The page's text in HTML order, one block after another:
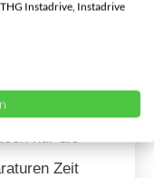
auf einen
nur die
Zeit
Instadrive, Instadrive